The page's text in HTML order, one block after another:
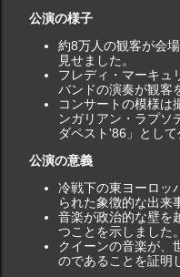
公演の様子
約8万人の観客が会
見せました。
フレディ・マーキュ
バンドの演奏が観客
コンサートの模様は
ンガリアン・ラプソ
ダペスト'86」として
公演の意義
冷戦下の東ヨーロッ
られた象徴的な出来
音楽が政治的な壁を
つことを示しました。
クイーンの音楽が、
のであることを証明